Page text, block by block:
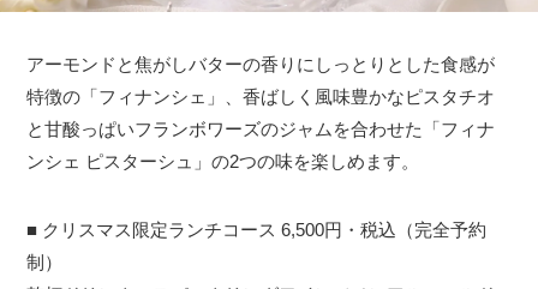
アーモンドと焦がしバターの香りにしっとりとした食感が
特徴の「フィナンシェ」、香ばしく風味豊かなピスタチオ
と甘酸っぱいフランボワーズのジャムを合わせた「フィナ
ンシェ ピスターシュ」の2つの味を楽しめます。
■ クリスマス限定ランチコース 6,500円・税込（完全予約
制）